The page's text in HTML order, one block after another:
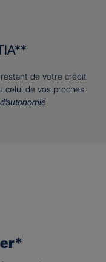
de votre crédit
celui de vos proches.